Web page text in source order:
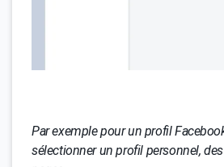
Par exemple pour un profil
sélectionner un profil personnel,